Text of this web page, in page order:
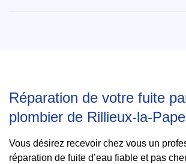
Réparation de votre fuite
plombier de Rillieux-la-
Vous désirez recevoir chez vous un
réparation de fuite d’eau fiable et pas